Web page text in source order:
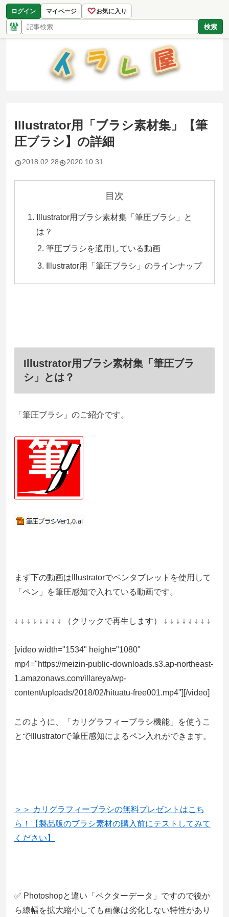
ログイン マイページ ♡お気に入り
検索
Illustrator用「ブラシ素材集」【筆
圧ブラシ】の詳細
2018.02.28 2020.10.31
目次
Illustrator用ブラシ素材集「筆圧ブラシ」と
は？
筆圧ブラシを適用している動画
Illustrator用「筆圧ブラシ」のラインナップ
Illustrator用ブラシ素材集「筆圧ブラ
シ」とは？
「筆圧ブラシ」のご紹介です。
まず下の動画はIllustratorでペンタブレットを使用して
「ペン」を筆圧感知で入れている動画です。
↓ ↓ ↓ ↓ ↓ ↓ ↓ ↓ （クリックで再生します） ↓ ↓ ↓ ↓ ↓ ↓ ↓ ↓
[video width="1534" height="1080"
mp4="https://meizin-public-downloads.s3.ap-northeast-
1.amazonaws.com/illareya/wp-
content/uploads/2018/02/hituatu-free001.mp4"][/video]
このように、「カリグラフィーブラシ機能」を使うこ
とでIllustratorで筆圧感知によるペン入れができます。
＞＞ カリグラフィーブラシの無料プレゼントはこち
ら！【製品版のブラシ素材の購入前にテストしてみて
ください】
✅ Photoshopと違い「ベクターデータ」ですので後か
ら線幅を拡大縮小しても画像は劣化しない特性があり